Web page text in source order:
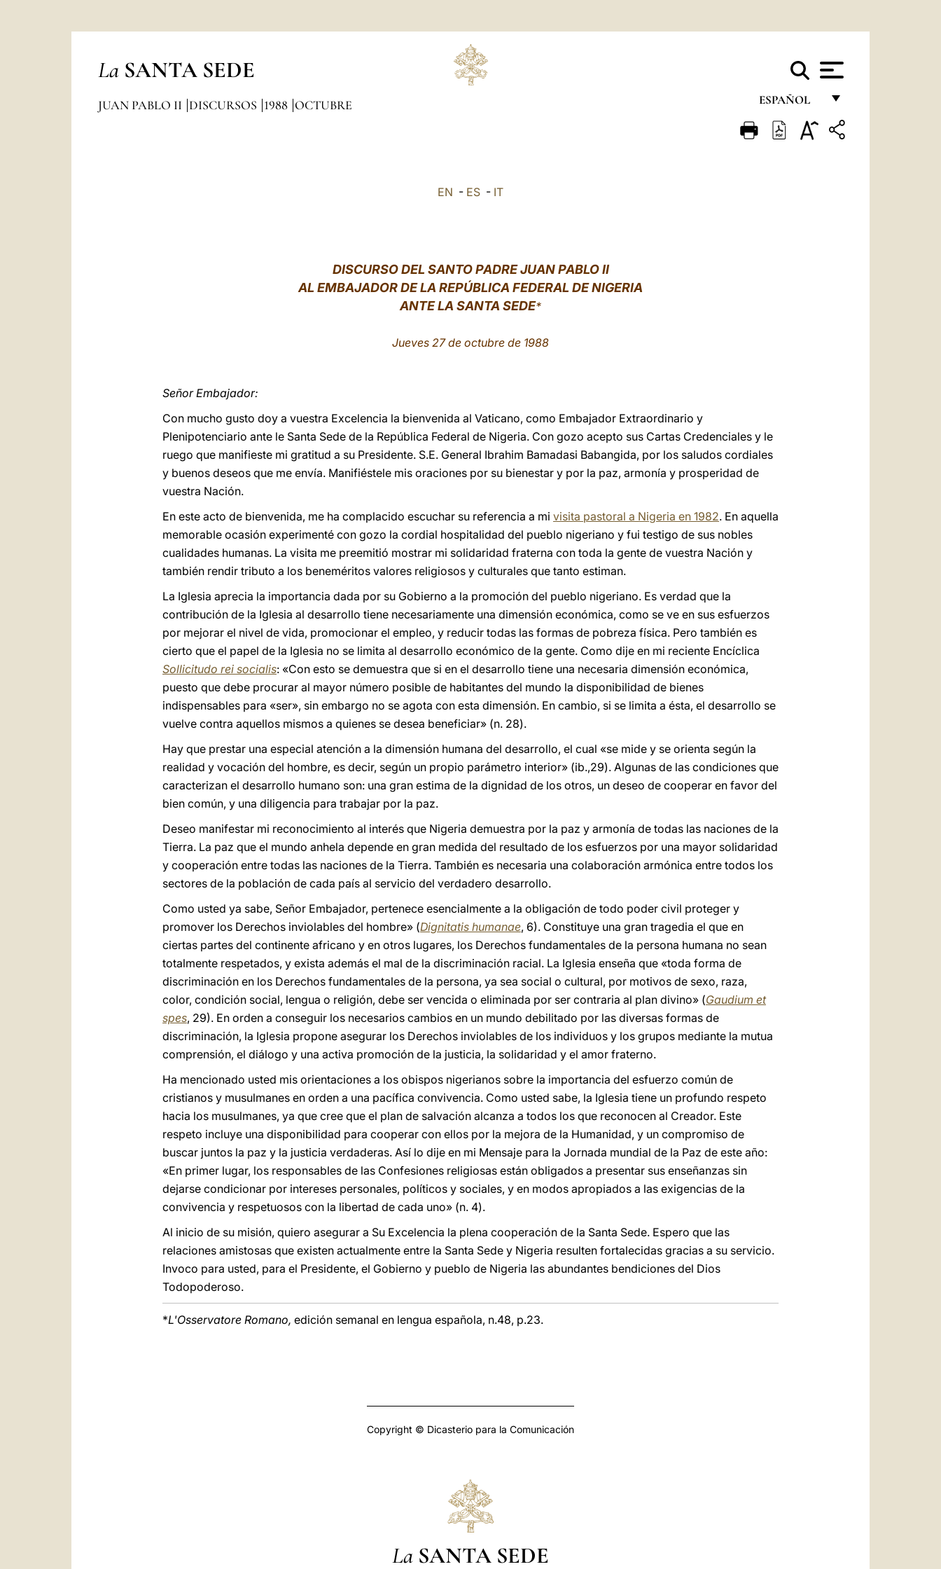
La SANTA SEDE
ESPAÑOL
FRANÇAIS
JUAN PABLO II DISCURSOS 1988 OCTUBRE
EN - ES - IT
DISCURSO DEL SANTO PADRE JUAN PABLO II
AL EMBAJADOR DE LA REPÚBLICA FEDERAL DE NIGERIA
ANTE LA SANTA SEDE*
Jueves 27 de octubre de 1988
Señor Embajador:
Con mucho gusto doy a vuestra Excelencia la bienvenida al Vaticano, como Embajador Extraordinario y
Plenipotenciario ante le Santa Sede de la República Federal de Nigeria. Con gozo acepto sus Cartas Credenciales y le
ruego que manifieste mi gratitud a su Presidente. S.E. General Ibrahim Bamadasi Babangida, por los saludos cordiales
y buenos deseos que me envía. Manifiéstele mis oraciones por su bienestar y por la paz, armonía y prosperidad de
vuestra Nación.
En este acto de bienvenida, me ha complacido escuchar su referencia a mi visita pastoral a Nigeria en 1982. En aquella
memorable ocasión experimenté con gozo la cordial hospitalidad del pueblo nigeriano y fui testigo de sus nobles
cualidades humanas. La visita me preemitió mostrar mi solidaridad fraterna con toda la gente de vuestra Nación y
también rendir tributo a los beneméritos valores religiosos y culturales que tanto estiman.
La Iglesia aprecia la importancia dada por su Gobierno a la promoción del pueblo nigeriano. Es verdad que la
contribución de la Iglesia al desarrollo tiene necesariamente una dimensión económica, como se ve en sus esfuerzos
por mejorar el nivel de vida, promocionar el empleo, y reducir todas las formas de pobreza física. Pero también es
cierto que el papel de la Iglesia no se limita al desarrollo económico de la gente. Como dije en mi reciente Encíclica
Sollicitudo rei socialis: «Con esto se demuestra que si en el desarrollo tiene una necesaria dimensión económica,
puesto que debe procurar al mayor número posible de habitantes del mundo la disponibilidad de bienes
indispensables para «ser», sin embargo no se agota con esta dimensión. En cambio, si se limita a ésta, el desarrollo se
vuelve contra aquellos mismos a quienes se desea beneficiar» (n. 28).
Hay que prestar una especial atención a la dimensión humana del desarrollo, el cual «se mide y se orienta según la
realidad y vocación del hombre, es decir, según un propio parámetro interior» (ib.,29). Algunas de las condiciones que
caracterizan el desarrollo humano son: una gran estima de la dignidad de los otros, un deseo de cooperar en favor del
bien común, y una diligencia para trabajar por la paz.
Deseo manifestar mi reconocimiento al interés que Nigeria demuestra por la paz y armonía de todas las naciones de la
Tierra. La paz que el mundo anhela depende en gran medida del resultado de los esfuerzos por una mayor solidaridad
y cooperación entre todas las naciones de la Tierra. También es necesaria una colaboración armónica entre todos los
sectores de la población de cada país al servicio del verdadero desarrollo.
Como usted ya sabe, Señor Embajador, pertenece esencialmente a la obligación de todo poder civil proteger y
promover los Derechos inviolables del hombre» (Dignitatis humanae, 6). Constituye una gran tragedia el que en
ciertas partes del continente africano y en otros lugares, los Derechos fundamentales de la persona humana no sean
totalmente respetados, y exista además el mal de la discriminación racial. La Iglesia enseña que «toda forma de
discriminación en los Derechos fundamentales de la persona, ya sea social o cultural, por motivos de sexo, raza,
color, condición social, lengua o religión, debe ser vencida o eliminada por ser contraria al plan divino» (Gaudium et
spes, 29). En orden a conseguir los necesarios cambios en un mundo debilitado por las diversas formas de
discriminación, la Iglesia propone asegurar los Derechos inviolables de los individuos y los grupos mediante la mutua
comprensión, el diálogo y una activa promoción de la justicia, la solidaridad y el amor fraterno.
Ha mencionado usted mis orientaciones a los obispos nigerianos sobre la importancia del esfuerzo común de
cristianos y musulmanes en orden a una pacífica convivencia. Como usted sabe, la Iglesia tiene un profundo respeto
hacia los musulmanes, ya que cree que el plan de salvación alcanza a todos los que reconocen al Creador. Este
respeto incluye una disponibilidad para cooperar con ellos por la mejora de la Humanidad, y un compromiso de
buscar juntos la paz y la justicia verdaderas. Así lo dije en mi Mensaje para la Jornada mundial de la Paz de este año:
«En primer lugar, los responsables de las Confesiones religiosas están obligados a presentar sus enseñanzas sin
dejarse condicionar por intereses personales, políticos y sociales, y en modos apropiados a las exigencias de la
convivencia y respetuosos con la libertad de cada uno» (n. 4).
Al inicio de su misión, quiero asegurar a Su Excelencia la plena cooperación de la Santa Sede. Espero que las
relaciones amistosas que existen actualmente entre la Santa Sede y Nigeria resulten fortalecidas gracias a su servicio.
Invoco para usted, para el Presidente, el Gobierno y pueblo de Nigeria las abundantes bendiciones del Dios
Todopoderoso.
*L'Osservatore Romano, edición semanal en lengua española, n.48, p.23.
Copyright © Dicasterio para la Comunicación
La SANTA SEDE